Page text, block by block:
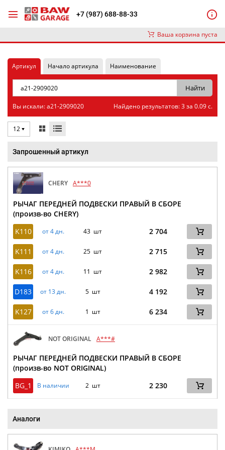
+7 (987) 688-88-33
Ваша корзина пуста
Артикул Начало артикула Наименование
Вы искали: a21-2909020 Найдено результатов: 3 за 0.09 с.
12
Запрошенный артикул
CHERY A***0
РЫЧАГ ПЕРЕДНЕЙ ПОДВЕСКИ ПРАВЫЙ В СБОРЕ
(произв-во CHERY)
K110
от 4 дн. 43 шт 2 704
K111 от 4 дн. 25 шт 2 715
K116 от 4 дн. 11 шт 2 982
D183 от 13 дн. 5 шт 4 192
K127 от 6 дн. 1 шт 6 234
NOT ORIGINAL A***#
РЫЧАГ ПЕРЕДНЕЙ ПОДВЕСКИ ПРАВЫЙ В СБОРЕ
(произв-во NOT ORIGINAL)
BG_1
В наличии 2 шт 2 230
Аналоги